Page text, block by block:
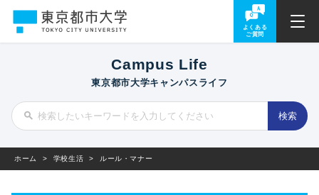
よくある
ご質問
Campus Life
東京都市大学キャンパスライフ
ホーム > 学校生活 > ルール・マナー